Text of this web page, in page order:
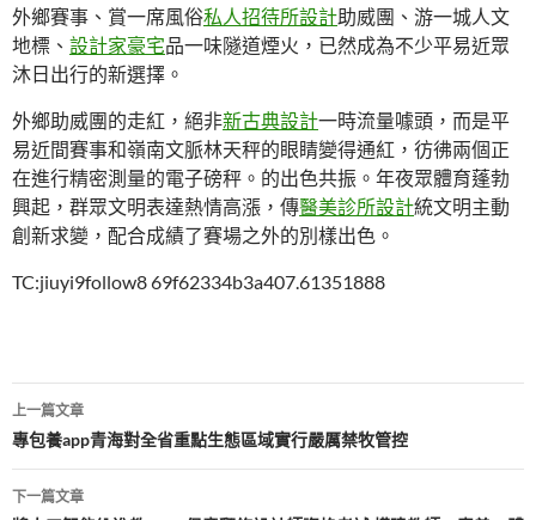
外鄉賽事、賞一席風俗私人招待所設計助威團、游一城人文
地標、 設計家豪宅品一味隧道煙火，已然成為不少平易近眾
沐日出行的新選擇。
外鄉助威團的走紅，絕非新古典設計一時流量噱頭，而是平
易近間賽事和嶺南文脈林天秤的眼睛變得通紅，彷彿兩個正
在進行精密測量的電子磅秤。的出色共振。年夜眾體育蓬勃
興起，群眾文明表達熱情高漲，傳醫美診所設計統文明主動
創新求變，配合成績了賽場之外的別樣出色。
TC:jiuyi9follow8 69f62334b3a407.61351888
文
章
導
上一篇文章
專包養app青海對全省重點生態區域實行嚴厲禁牧管控
下一篇文章